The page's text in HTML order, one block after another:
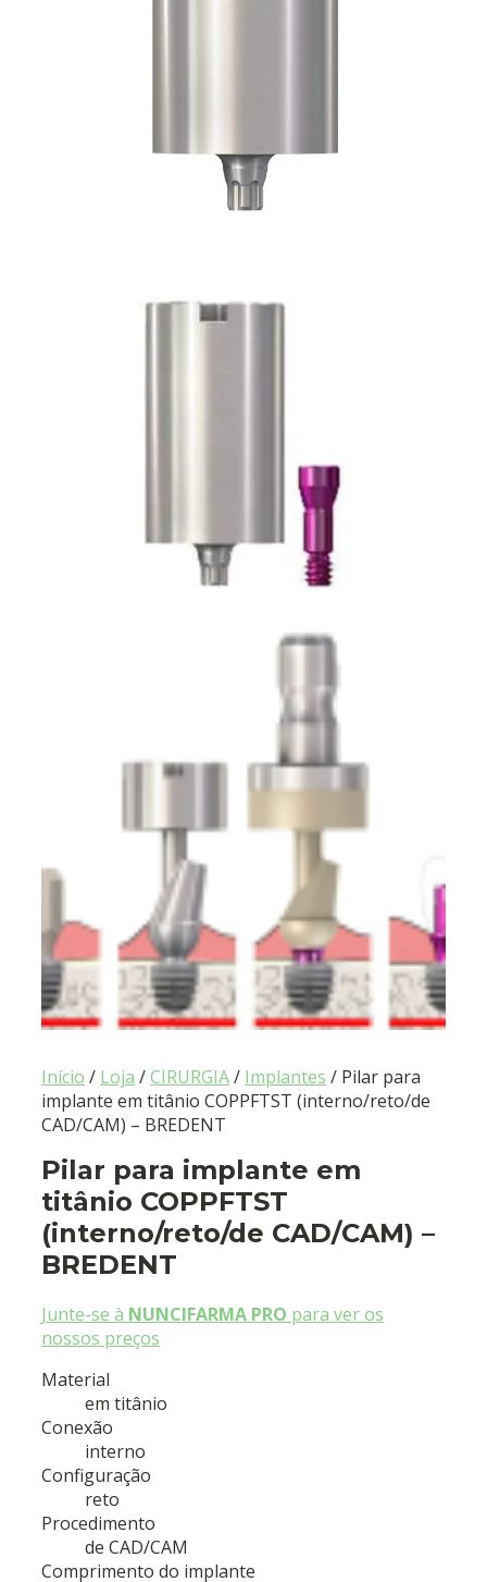
Início / Loja /CIRURGIA/ Implantes / Pilar para
implante em titânio COPPFTST (interno/reto/de
CAD/CAM) – BREDENT
Pilar para implante em
titânio COPPFTST
(interno/reto/de CAD/CAM) –
BREDENT
Junte-se à NUNCIFARMA PRO para ver os
nossos preços
Material
em titânio
Conexão
interno
Configuração
reto
Procedimento
de CAD/CAM
Comprimento do implante